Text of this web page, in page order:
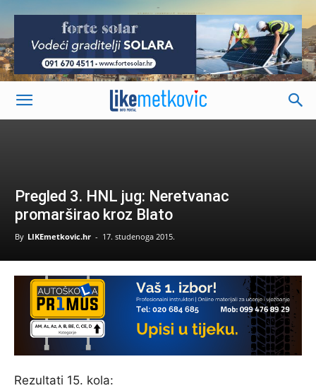
-
Pregled 3. HNL jug: Neretvanac
promarširao kroz Blato
By LIKEmetkovic.hr - 17. studenoga 2015.
Rezultati 15. kola: